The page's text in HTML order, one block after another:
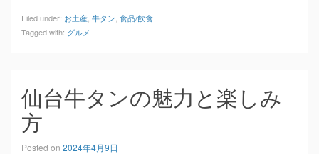
Filed under: お土産 牛タン 食品/飲食
Tagged with: グルメ
仙台牛タンの魅力と楽しみ
方
Posted on 2024年4月9日